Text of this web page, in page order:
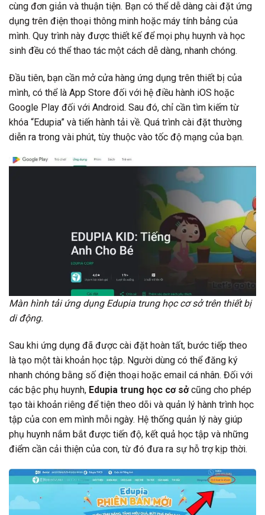
cùng đơn giản và thuận tiện. Bạn có thể dễ dàng cài đặt ứng
dụng trên điện thoại thông minh hoặc máy tính bảng của
mình. Quy trình này được thiết kế để mọi phụ huynh và học
sinh đều có thể thao tác một cách dễ dàng, nhanh chóng.
Đầu tiên, bạn cần mở cửa hàng ứng dụng trên thiết bị của
mình, có thể là App Store đối với hệ điều hành iOS hoặc
Google Play đối với Android. Sau đó, chỉ cần tìm kiếm từ
khóa “Edupia” và tiến hành tải về. Quá trình cài đặt thường
diễn ra trong vài phút, tùy thuộc vào tốc độ mạng của bạn.
Màn hình tải ứng dụng Edupia trung học cơ sở trên thiết bị
di động.
Sau khi ứng dụng đã được cài đặt hoàn tất, bước tiếp theo
là tạo một tài khoản học tập. Người dùng có thể đăng ký
nhanh chóng bằng số điện thoại hoặc email cá nhân. Đối với
các bậc phụ huynh, Edupia trung học cơ sởcũng cho phép
tạo tài khoản riêng để tiện theo dõi và quản lý hành trình học
tập của con em mình mỗi ngày. Hệ thống quản lý này giúp
phụ huynh nắm bắt được tiến độ, kết quả học tập và những
điểm cần cải thiện của con, từ đó đưa ra sự hỗ trợ kịp thời.